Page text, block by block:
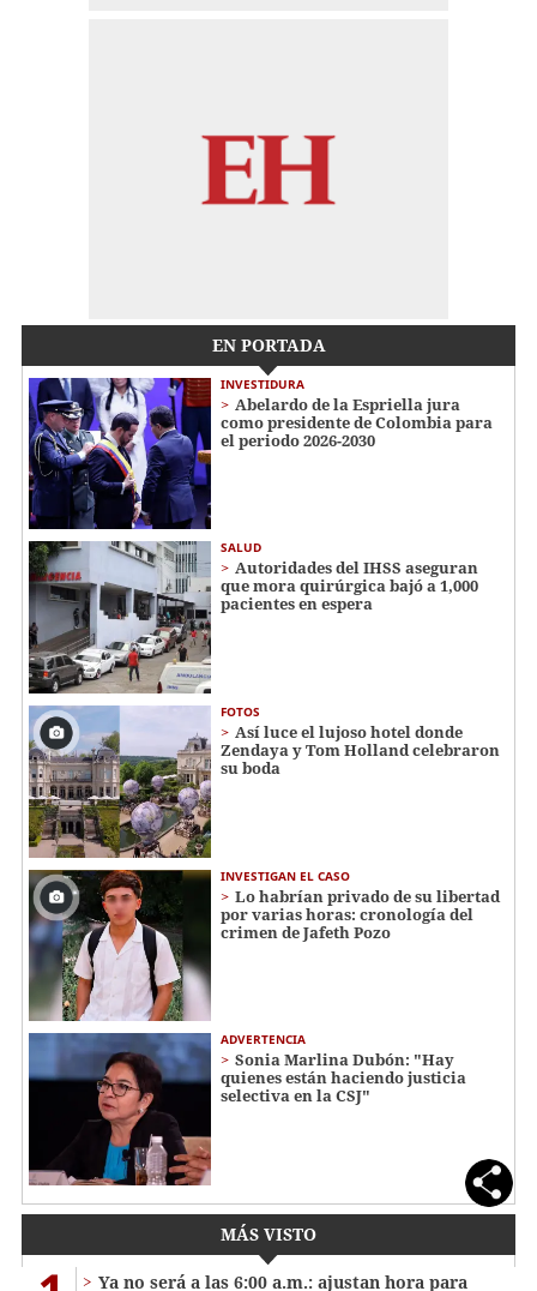
EN PORTADA
INVESTIDURA
Abelardo de la Espriella jura
como presidente de Colombia para
el periodo 2026-2030
SALUD
Autoridades del IHSS aseguran
que mora quirúrgica bajó a 1,000
pacientes en espera
FOTOS
Así luce el lujoso hotel donde
Zendaya y Tom Holland celebraron
su boda
INVESTIGAN EL CASO
Lo habrían privado de su libertad
por varias horas: cronología del
crimen de Jafeth Pozo
ADVERTENCIA
Sonia Marlina Dubón: "Hay
quienes están haciendo justicia
selectiva en la CSJ"
MÁS VISTO
Ya no será a las 6:00 a.m.: ajustan hora para